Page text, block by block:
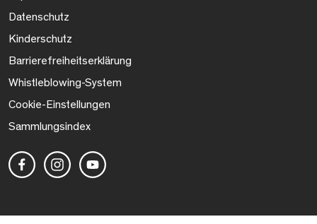
Datenschutz
Kinderschutz
Barrierefreiheitserklärung
Whistleblowing-System
Cookie-Einstellungen
Sammlungsindex